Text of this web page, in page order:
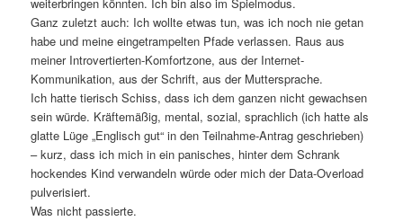
Ganz zuletzt auch: Ich wollte etwas tun, was ich noch nie getan
habe und meine eingetrampelten Pfade verlassen. Raus aus
meiner Introvertierten-Komfortzone, aus der Internet-
Kommunikation, aus der Schrift, aus der Muttersprache.
Ich hatte tierisch Schiss, dass ich dem ganzen nicht gewachsen
sein würde. Kräftemäßig, mental, sozial, sprachlich (ich hatte als
glatte Lüge „Englisch gut“ in den Teilnahme-Antrag geschrieben)
– kurz, dass ich mich in ein panisches, hinter dem Schrank
hockendes Kind verwandeln würde oder mich der Data-Overload
pulverisiert.
Was nicht passierte.